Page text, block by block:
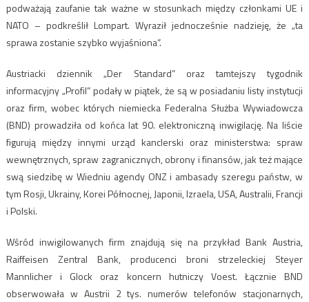
podważają zaufanie tak ważne w stosunkach między członkami UE i
NATO – podkreślił Lompart. Wyraził jednocześnie nadzieję, że „ta
sprawa zostanie szybko wyjaśniona”.
Austriacki dziennik „Der Standard” oraz tamtejszy tygodnik
informacyjny „Profil” podały w piątek, że są w posiadaniu listy instytucji
oraz firm, wobec których niemiecka Federalna Służba Wywiadowcza
(BND) prowadziła od końca lat 90. elektroniczną inwigilację. Na liście
figurują między innymi urząd kanclerski oraz ministerstwa: spraw
wewnętrznych, spraw zagranicznych, obrony i finansów, jak też mające
swą siedzibę w Wiedniu agendy ONZ i ambasady szeregu państw, w
tym Rosji, Ukrainy, Korei Północnej, Japonii, Izraela, USA, Australii, Francji
i Polski.
Wśród inwigilowanych firm znajdują się na przykład Bank Austria,
Raiffeisen Zentral Bank, producenci broni strzeleckiej Steyer
Mannlicher i Glock oraz koncern hutniczy Voest. Łącznie BND
obserwowała w Austrii 2 tys. numerów telefonów stacjonarnych,